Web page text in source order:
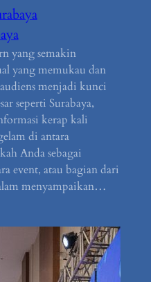
yang semakin
yang memukau dan
menjadi kunci
seperti Surabaya,
kerap kali
di antara
Anda sebagai
event, atau bagian dari
menyampaikan…